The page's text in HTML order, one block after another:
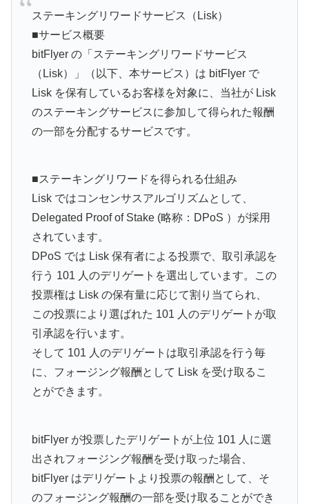
ステーキングリワードサービス（Lisk）
■サービス概要
bitFlyer の「ステーキングリワードサービス
（Lisk）」（以下、本サービス）は bitFlyer で
Lisk を保有しているお客様を対象に、当社が Lisk
のステーキングサービスに参加して得られた報酬
の一部を分配するサービスです。
■ステーキングリワードを得られる仕組み
Lisk ではコンセンサスアルゴリズムとして、
Delegated Proof of Stake (略称：DPoS ）が採用
されています。
DPoS では Lisk 保有者による投票で、取引承認を
行う 101 人のデリゲートを選出しています。この
投票権は Lisk の保有量に応じて割り当てられ、
この投票により選ばれた 101 人のデリゲートが取
引承認を行います。
そして 101 人のデリゲートは取引承認を行う毎
に、フォージング報酬として Lisk を受け取るこ
とができます。
bitFlyer が投票したデリゲートが上位 101 人に選
出されフォージング報酬を受け取った場合、
bitFlyer はデリゲートより投票の報酬として、そ
のフォージング報酬の一部を受け取ることができ